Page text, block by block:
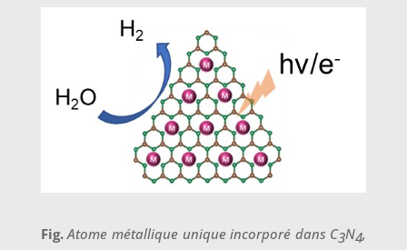
Fig.Atome métallique unique incorporé dans C3N4,